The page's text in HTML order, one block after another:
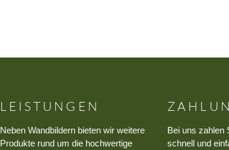
LEISTUNGEN
Neben Wandbildern bieten wir weitere
Produkte rund um die hochwertige
Bei uns zahlen
schnell und